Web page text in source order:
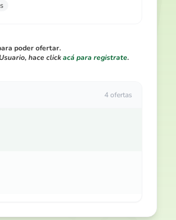
poder ofertar.
hace clickacá para registrate.
4 ofertas